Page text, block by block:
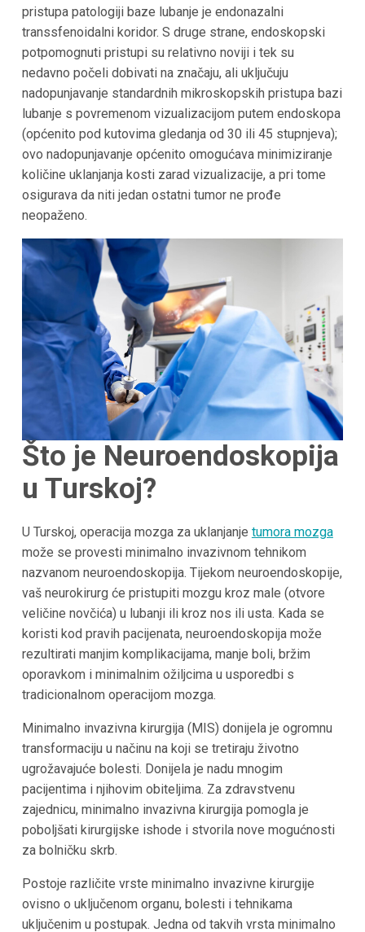
pristupa patologiji baze lubanje je endonazalni
transsfenoidalni koridor. S druge strane, endoskopski
potpomognuti pristupi su relativno noviji i tek su
nedavno počeli dobivati na značaju, ali uključuju
nadopunjavanje standardnih mikroskopskih pristupa bazi
lubanje s povremenom vizualizacijom putem endoskopa
(općenito pod kutovima gledanja od 30 ili 45 stupnjeva);
ovo nadopunjavanje općenito omogućava minimiziranje
količine uklanjanja kosti zarad vizualizacije, a pri tome
osigurava da niti jedan ostatni tumor ne prođe
neopaženo.
Što je Neuroendoskopija
u Turskoj?
U Turskoj, operacija mozga za uklanjanje tumora mozga
može se provesti minimalno invazivnom tehnikom
nazvanom neuroendoskopija. Tijekom neuroendoskopije,
vaš neurokirurg će pristupiti mozgu kroz male (otvore
veličine novčića) u lubanji ili kroz nos ili usta. Kada se
koristi kod pravih pacijenata, neuroendoskopija može
rezultirati manjim komplikacijama, manje boli, bržim
oporavkom i minimalnim ožiljcima u usporedbi s
tradicionalnom operacijom mozga.
Minimalno invazivna kirurgija (MIS) donijela je ogromnu
transformaciju u načinu na koji se tretiraju životno
ugrožavajuće bolesti. Donijela je nadu mnogim
pacijentima i njihovim obiteljima. Za zdravstvenu
zajednicu, minimalno invazivna kirurgija pomogla je
poboljšati kirurgijske ishode i stvorila nove mogućnosti
za bolničku skrb.
Postoje različite vrste minimalno invazivne kirurgije
ovisno o uključenom organu, bolesti i tehnikama
uključenim u postupak. Jedna od takvih vrsta minimalno